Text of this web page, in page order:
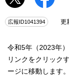
広報ID1041394 更
令和5年（2023年
リンクをクリック
ージに移動します。